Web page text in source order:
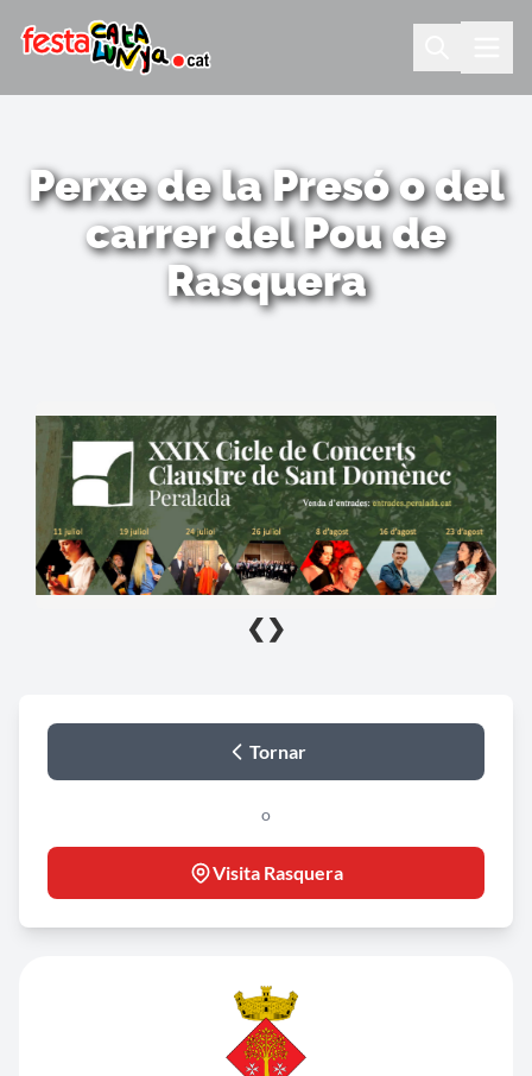
Perxe de la Presó o del
carrer del Pou de
Rasquera
❮ ❯
Tornar
o
Visita Rasquera